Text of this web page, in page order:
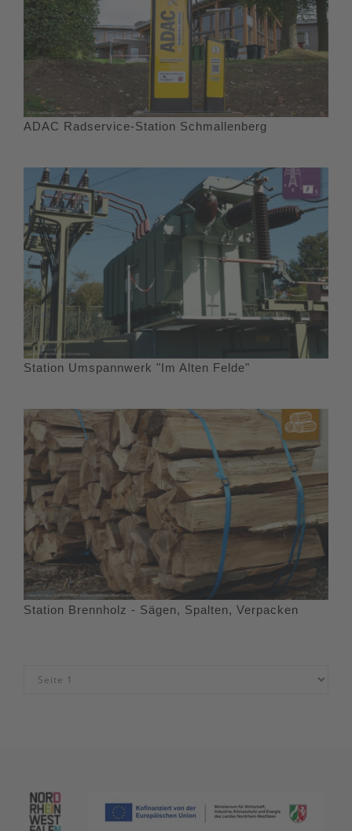
ADAC Radservice-Station Schmallenberg
Station Umspannwerk "Im Alten Felde"
Station Brennholz - Sägen, Spalten, Verpacken